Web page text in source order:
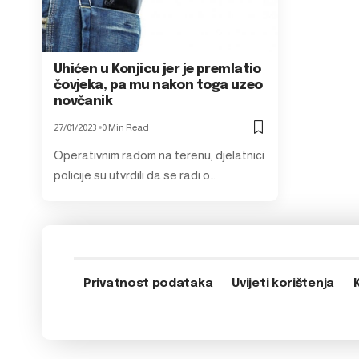
Uhićen u Konjicu jer je premlatio
čovjeka, pa mu nakon toga uzeo
novčanik
27/01/2023 0 Min Read
Operativnim radom na terenu, djelatnici
policije su utvrdili da se radi o…
Privatnost podataka Uvijeti korištenja